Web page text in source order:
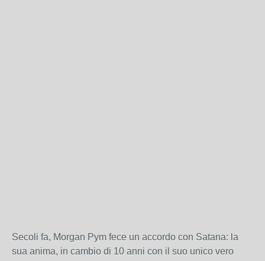
Secoli fa, Morgan Pym fece un accordo con Satana: la
sua anima, in cambio di 10 anni con il suo unico vero